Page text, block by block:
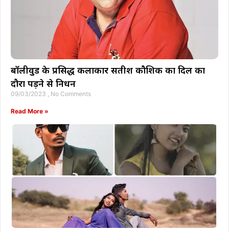
बॉलीवुड के प्रसिद्ध कलाकार सतीश कौशिक का दिल का
दौरा पड़ने से निधन
09/03/2023 No Comments
Read More »